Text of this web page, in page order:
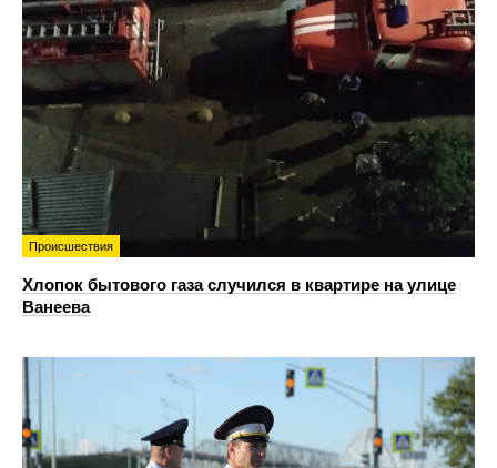
Происшествия
Хлопок бытового газа случился в квартире на улице
Ванеева